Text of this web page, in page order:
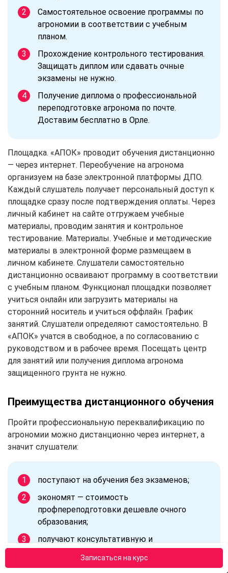
Записаться на курс
Самостоятельное освоение программы по
агрономии в соответствии с учебным
планом.
Прохождение контрольного тестирования.
Защищать диплом или сдавать очные
экзамены не нужно.
Получение диплома о профессиональной
переподготовке агронома по почте.
Доставим бесплатно в Орле.
Площадка. «АПОК» проводит обучения дистанционно
— через интернет. Переобучение на агронома
организуем на базе электронной платформы ДПО.
Каждый слушатель получает персональный доступ к
площадке сразу после подтверждения оплаты. Через
личный кабинет на сайте отгружаем учебные
материалы, проводим занятия и контрольное
тестирование. Материалы. Учебные и методические
материалы в электронной форме размещаем в
личном кабинете. Слушатели самостоятельно
дистанционно осваивают программу в соответствии
с учебным планом. Функционал площадки позволяет
учиться онлайн или загрузить материалы на
сторонний носитель и учиться оффлайн. График
занятий. Слушатели определяют самостоятельно. В
«АПОК» учатся в свободное, а по согласованию с
руководством и в рабочее время. Посещать центр
для занятий или получения диплома агронома
защищенного грунта не нужно.
Преимущества дистанционного обучения
Пройти профессиональную переквалификацию по
агрономии можно дистанционно через интернет, а
значит слушатели:
поступают на обучения без экзаменов;
экономят — стоимость
профпереподготовки дешевле очного
образования;
получают консультативную и
методическую поддержку;
занимаются по персональному расписанию;